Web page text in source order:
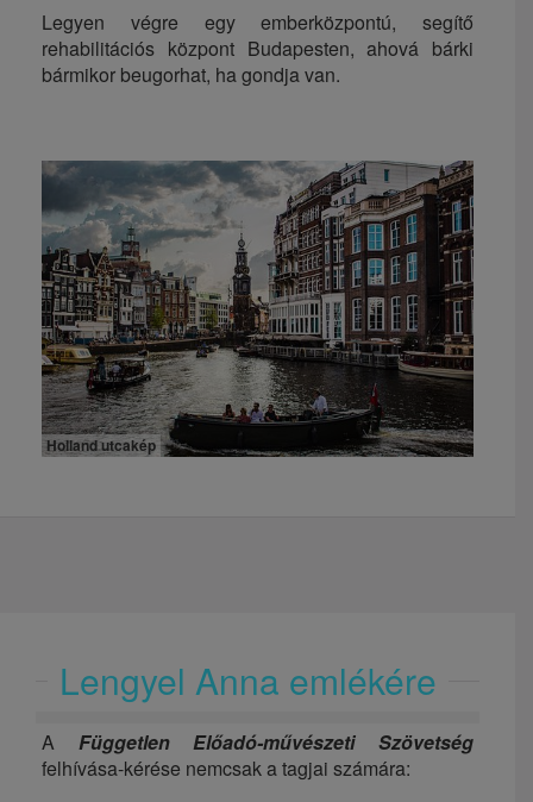
Legyen végre egy emberközpontú, segítő
rehabilitációs központ Budapesten, ahová bárki
bármikor beugorhat, ha gondja van.
Holland utcakép
Lengyel Anna emlékére
A Független Előadó-művészeti Szövetség
felhívása-kérése nemcsak a tagjai számára: